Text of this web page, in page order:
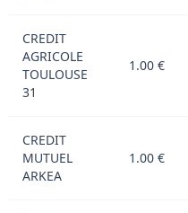
CREDIT
AGRICOLE
TOULOUSE
31
1.00 €
CREDIT
MUTUEL
ARKEA
1.00 €